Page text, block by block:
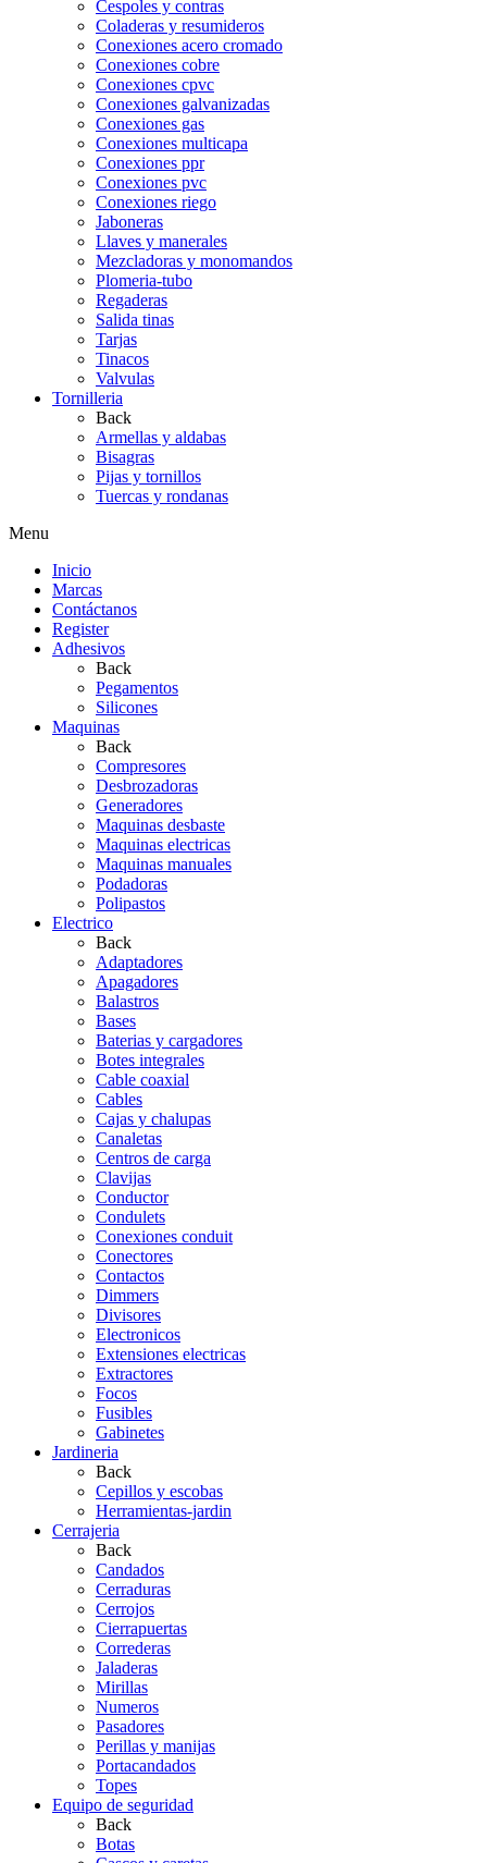
Cespoles y contras
Coladeras y resumideros
Conexiones acero cromado
Conexiones cobre
Conexiones cpvc
Conexiones galvanizadas
Conexiones gas
Conexiones multicapa
Conexiones ppr
Conexiones pvc
Conexiones riego
Jaboneras
Llaves y manerales
Mezcladoras y monomandos
Plomeria-tubo
Regaderas
Salida tinas
Tarjas
Tinacos
Valvulas
Tornilleria
Back
Armellas y aldabas
Bisagras
Pijas y tornillos
Tuercas y rondanas
Menu
Inicio
Marcas
Contáctanos
Register
Adhesivos
Back
Pegamentos
Silicones
Maquinas
Back
Compresores
Desbrozadoras
Generadores
Maquinas desbaste
Maquinas electricas
Maquinas manuales
Podadoras
Polipastos
Electrico
Back
Adaptadores
Apagadores
Balastros
Bases
Baterias y cargadores
Botes integrales
Cable coaxial
Cables
Cajas y chalupas
Canaletas
Centros de carga
Clavijas
Conductor
Condulets
Conexiones conduit
Conectores
Contactos
Dimmers
Divisores
Electronicos
Extensiones electricas
Extractores
Focos
Fusibles
Gabinetes
Jardineria
Back
Cepillos y escobas
Herramientas-jardin
Cerrajeria
Back
Candados
Cerraduras
Cerrojos
Cierrapuertas
Correderas
Jaladeras
Mirillas
Numeros
Pasadores
Perillas y manijas
Portacandados
Topes
Equipo de seguridad
Back
Botas